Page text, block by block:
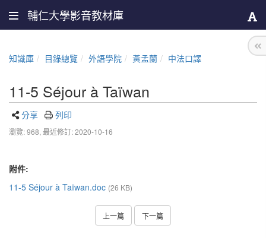
輔仁大學影音教材庫
知識庫 目錄總覽 外語學院 黃孟蘭 中法口譯
11-5 Séjour à Taïwan
分享 列印
瀏覽: 968, 最近修訂: 2020-10-16
附件:
11-5 Séjour à Taïwan.doc (26 KB)
上一篇 下一篇